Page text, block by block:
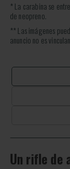
* La carabina se
de neopreno.
** Las imágenes
anuncio no es
Un rifle de